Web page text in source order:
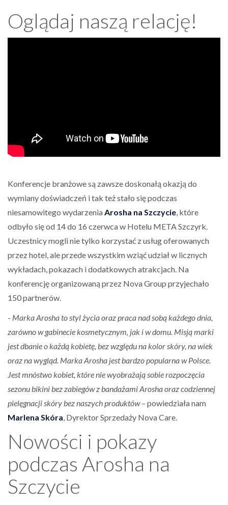
Oglądaj naszą relację!
Konferencje branżowe są zawsze doskonałą okazją do
wymiany doświadczeń i tak też stało się podczas
niesamowitego wydarzeniaArosha na Szczycie, które
odbyło się od 14 do 16 czerwca w Hotelu META Szczyrk.
Uczestnicy mogli nie tylko korzystać z usług oferowanych
przez hotel, ale przede wszystkim wziąć udział w licznych
wykładach, pokazach i dodatkowych atrakcjach. Na
konferencję organizowaną przez Nova Group przyjechało
150 partnerów.
- Marka Arosha to styl życia oraz praca nad sobą każdego dnia,
zarówno w gabinecie kosmetycznym, jak i w domu. Misją marki
jest dbanie o każdą kobietę, bez względu na kolor skóry, na wiek
oraz na wygląd. Marka Arosha jest bardzo popularna w Polsce.
Jest mnóstwo kobiet, które nie wyobrażają sobie rozpoczęcia
sezonu bikini bez zabiegów z bandażami Arosha oraz codziennej
pielęgnacji skóry bez naszych produktów– powiedziała nam
Marlena Skóra, Dyrektor Sprzedaży Nova Care.
Nowości i pokazy
podczas Arosha na
Szczycie